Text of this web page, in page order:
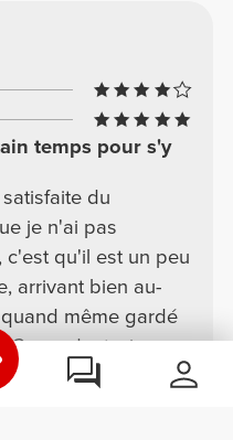
temps pour s'y
du
je n'ai pas
qu'il est un peu
arrivant bien au-
même gardé
Cependant, si vous
jambes, il vaut
En voir plus